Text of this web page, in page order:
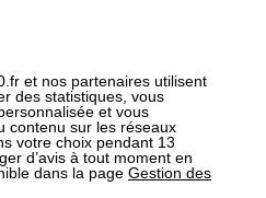
particuliers
et nos partenaires utilisent
des statistiques, vous
et vous
contenu sur les réseaux
votre choix pendant 13
d’avis à tout moment en
dans la page Gestion des